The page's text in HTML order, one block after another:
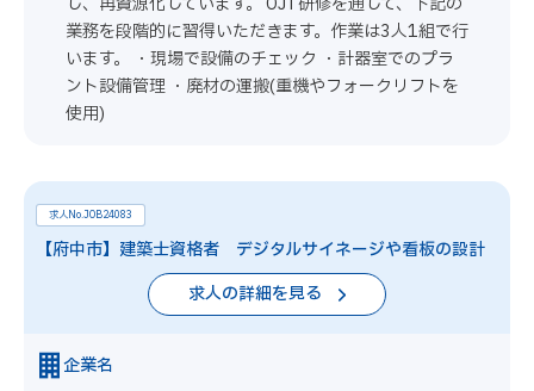
業務を段階的に習得いただきます。作業は3人1組で行
います。 ・現場で設備のチェック ・計器室でのプラ
ント設備管理 ・廃材の運搬(重機やフォークリフトを
使用)
求人No.JOB24083
【府中市】建築士資格者 デジタルサイネージや看板の設計
求人の詳細を見る
企業名